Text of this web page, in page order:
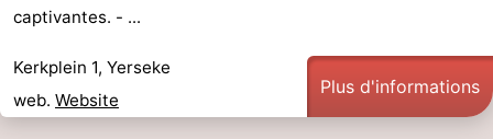
captivantes. - ...
Kerkplein 1, Yerseke
web. Website
Plus d'informations